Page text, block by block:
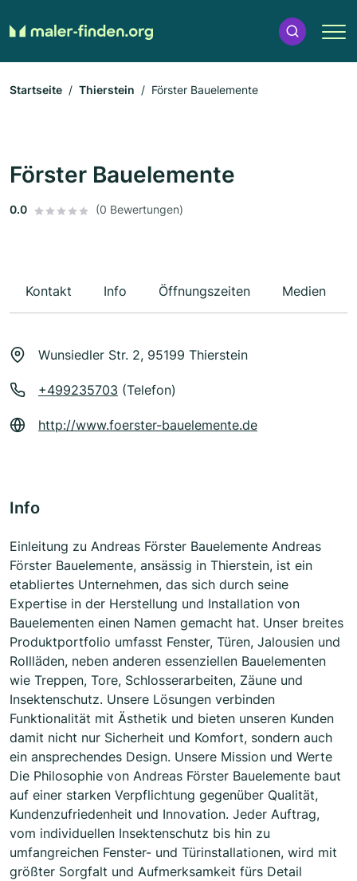
Startseite Thierstein Förster Bauelemente
Förster Bauelemente
0.0 (0 Bewertungen)
Kontakt Info Öffnungszeiten Medien
Wunsiedler Str. 2, 95199 Thierstein
+499235703 (Telefon)
http://www.foerster-bauelemente.de
Info
Einleitung zu Andreas Förster Bauelemente Andreas
Förster Bauelemente, ansässig in Thierstein, ist ein
etabliertes Unternehmen, das sich durch seine
Expertise in der Herstellung und Installation von
Bauelementen einen Namen gemacht hat. Unser breites
Produktportfolio umfasst Fenster, Türen, Jalousien und
Rollläden, neben anderen essenziellen Bauelementen
wie Treppen, Tore, Schlosserarbeiten, Zäune und
Insektenschutz. Unsere Lösungen verbinden
Funktionalität mit Ästhetik und bieten unseren Kunden
damit nicht nur Sicherheit und Komfort, sondern auch
ein ansprechendes Design. Unsere Mission und Werte
Die Philosophie von Andreas Förster Bauelemente baut
auf einer starken Verpflichtung gegenüber Qualität,
Kundenzufriedenheit und Innovation. Jeder Auftrag,
vom individuellen Insektenschutz bis hin zu
umfangreichen Fenster- und Türinstallationen, wird mit
größter Sorgfalt und Aufmerksamkeit fürs Detail